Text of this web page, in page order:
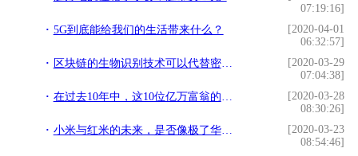
07:19:16]
5G到底能给我们的生活带来什么？
[2020-04-01
06:32:57]
区块链的生物识别技术可以代替密码乱象吗？| 火星号精选
[2020-03-29
07:04:38]
在过去10年中，这10位亿万富翁的财富飙升了5550亿美元
[2020-03-28
08:30:26]
小米与红米的未来，是否像极了华为跟荣耀？
[2020-03-23
08:54:46]